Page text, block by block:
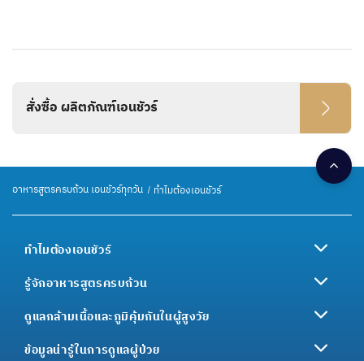
สั่งซื้อ ผลิตภัณฑ์เอนชัวร์
อาหารสูตรครบถ้วน เอนชัวร์ทุกวัน ทำไมต้องเอนชัวร์
ทำไมต้องเอนชัวร์
รู้จักอาหารสูตรครบถ้วน
ดูแลกล้ามเนื้อและภูมิคุ้มกันในผู้สูงวัย
ข้อมูลน่ารู้ในการดูแลผู้ป่วย